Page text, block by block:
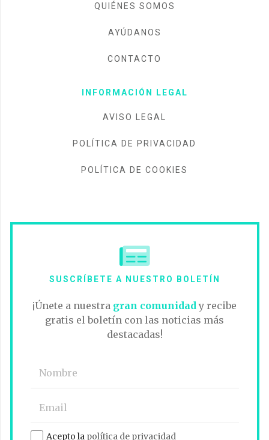
QUIÉNES SOMOS
AYÚDANOS
CONTACTO
INFORMACIÓN LEGAL
AVISO LEGAL
POLÍTICA DE PRIVACIDAD
POLÍTICA DE COOKIES
SUSCRÍBETE A NUESTRO BOLETÍN
¡Únete a nuestra gran comunidad y recibe
gratis el boletín con las noticias más
destacadas!
Acepto la política de privacidad